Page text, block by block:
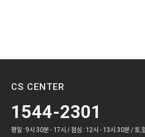
CS CENTER
1544-2301
평일 : 9시 30분 - 17시 / 점심 : 12시 - 13시 30분 / 토,